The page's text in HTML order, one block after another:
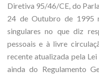
Diretiva 95/46/CE, do
24 de Outubro de 1995
singulares no que diz
pessoais e à livre
recente atualizada pela
ainda do Regulamento